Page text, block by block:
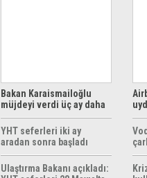
Bakan Karaismailoğlu
müjdeyi verdi üç ay daha
ücretsiz
YHT seferleri iki ay
aradan sonra başladı
Ulaştırma Bakanı açıkladı: